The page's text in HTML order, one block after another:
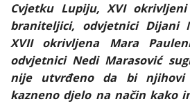
Cvjetku Lupiju, XVI
braniteljici, odvjetnici Dijani
XVII okrivljena Mara
odvjetnici Nedi Marasović
nije utvrđeno da bi njihovi
kazneno djelo na način kako